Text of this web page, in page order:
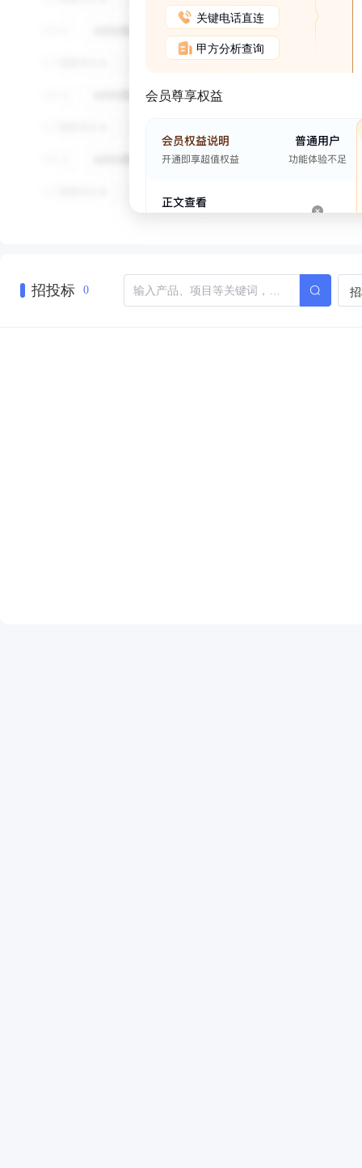
关键电话直连
甲方分析查询
会员尊享权益
招投标 0